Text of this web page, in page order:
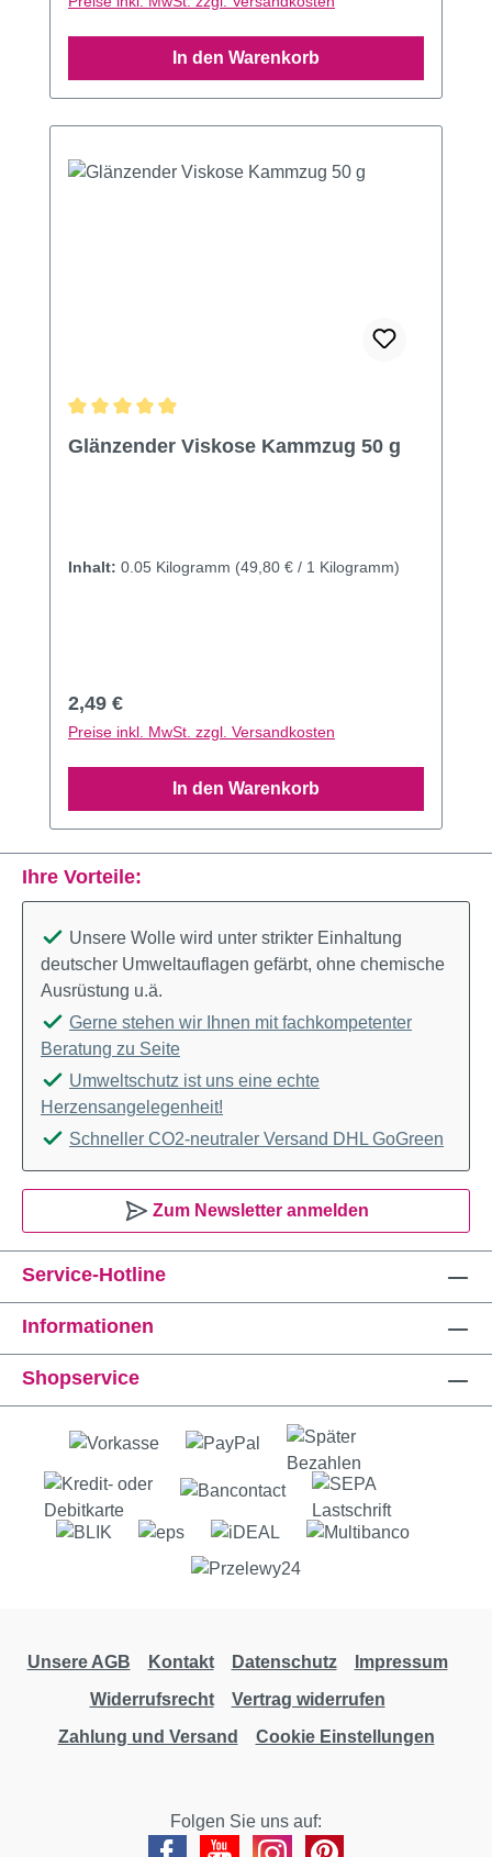
In den Warenkorb
Glänzender Viskose Kammzug 50 g
Inhalt: 0.05 Kilogramm (49,80 € / 1 Kilogramm)
Regulärer Preis:
2,49 €
Preise inkl. MwSt. zzgl. Versandkosten
In den Warenkorb
Service-Hotline
Informationen
Shopservice
Ihre Vorteile:
Unsere Wolle wird unter strikter Einhaltung
deutscher Umweltauflagen gefärbt, ohne chemische
Ausrüstung u.ä.
Gerne stehen wir Ihnen mit fachkompetenter
Beratung zu Seite
Umweltschutz ist uns eine echte
Herzensangelegenheit!
Schneller CO2-neutraler Versand DHL GoGreen
Zum Newsletter anmelden
Unsere AGB Kontakt Datenschutz
Impressum
Widerrufsrecht
Vertrag widerrufen
Zahlung und Versand
Cookie Einstellungen
Folgen Sie uns auf: